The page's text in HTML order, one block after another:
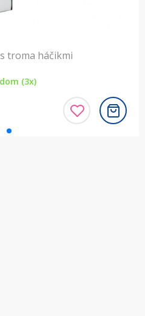
troma háčikmi
(3x)